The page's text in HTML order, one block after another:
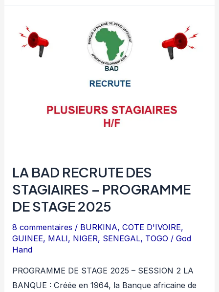
LES
JEUNES
LA BAD RECRUTE DES
STAGIAIRES – PROGRAMME
DE STAGE 2025
8 commentaires / BURKINA,COTE D'IVOIRE,
GUINEE, MALI, NIGER, SENEGAL, TOGO /God
Hand
PROGRAMME DE STAGE 2025 – SESSION 2 LA
BANQUE : Créée en 1964, la Banque africaine de